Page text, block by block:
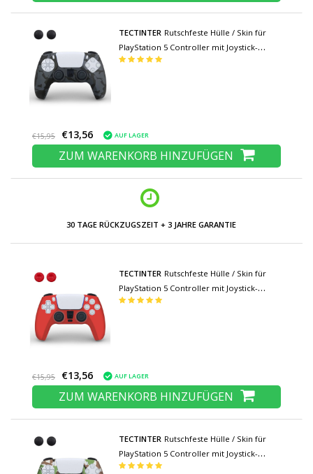
TECTINTER Rutschfeste Hülle / Skin für
PlayStation 5 Controller mit Joystick-
Kappen - Rubber Grip Cover PS5 - Black
€15,95 €13,56 AUF LAGER
ZUM WARENKORB HINZUFÜGEN
30 TAGE RÜCKZUGSZEIT + 3 JAHRE GARANTIE
TECTINTER Rutschfeste Hülle / Skin für
PlayStation 5 Controller mit Joystick-
Kappen - Rubber Grip Cover PS5 - Rot
€15,95 €13,56 AUF LAGER
ZUM WARENKORB HINZUFÜGEN
TECTINTER Rutschfeste Hülle / Skin für
PlayStation 5 Controller mit Joystick-
Kappen - Rubber Grip Cover PS5 - Yellow